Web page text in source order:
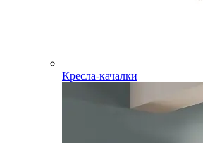
Кресла-качалки